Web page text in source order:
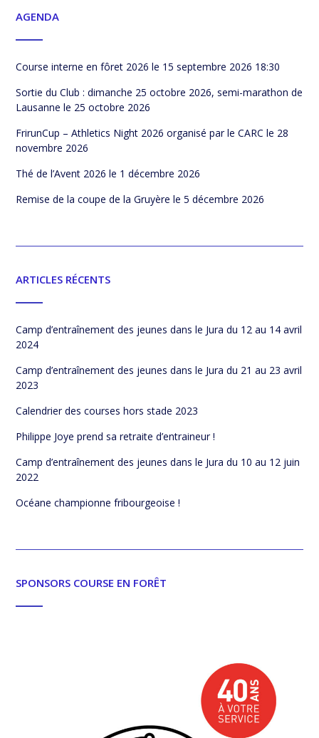
AGENDA
Course interne en fôret 2026 le 15 septembre 2026 18:30
Sortie du Club : dimanche 25 octobre 2026, semi-marathon de
Lausanne le 25 octobre 2026
FrirunCup – Athletics Night 2026 organisé par le CARC le 28
novembre 2026
Thé de l’Avent 2026 le 1 décembre 2026
Remise de la coupe de la Gruyère le 5 décembre 2026
ARTICLES RÉCENTS
Camp d’entraînement des jeunes dans le Jura du 12 au 14 avril
2024
Camp d’entraînement des jeunes dans le Jura du 21 au 23 avril
2023
Calendrier des courses hors stade 2023
Philippe Joye prend sa retraite d’entraineur !
Camp d’entraînement des jeunes dans le Jura du 10 au 12 juin
2022
Océane championne fribourgeoise !
SPONSORS COURSE EN FORÊT